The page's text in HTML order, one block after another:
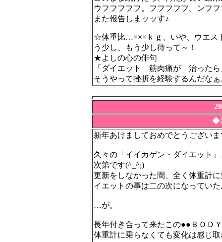
ウフフフフフ。フフフフフ。ンフ
また報告しまッッす♪
☆体重比…×××ｋｇ、いや、ウエス
う少し、もう少し待って～！
★よしの心の俳句
「ダイエット 筋肉痛が 治ったら
そうやって挫折を経験するんだな
◆
新年あけましておめでとうござい
久々の「イイカゲン・ダイエット
次第です(^_^;)
更新をしなかった間、全く体重計
イエットの事は二の次になってい
…が。
長年付き合って来たこの●●ＢＯＤ
体重計に乗らなくても変化は感じ